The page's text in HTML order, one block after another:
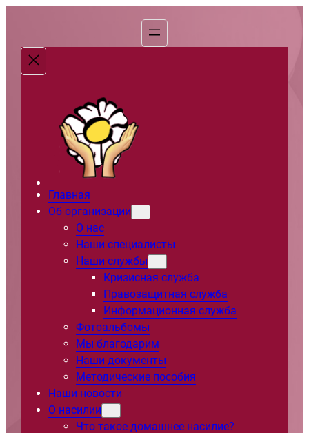
содержимому
Главная
Об организации
О нас
Наши специалисты
Наши службы
Кризисная служба
Правозащитная служба
Информационная служба
Фотоальбомы
Мы благодарим
Наши документы
Методические пособия
Наши новости
О насилии
Что такое домашнее насилие?